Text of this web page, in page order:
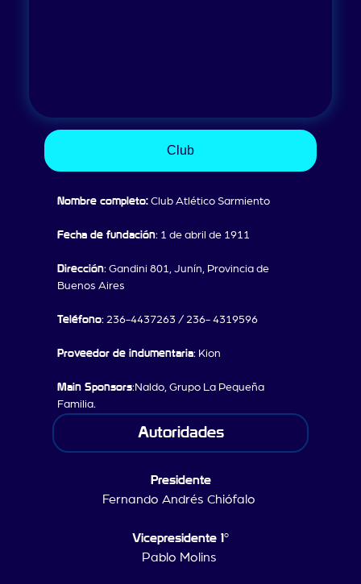
Club
Nombre completo: Club Atlético Sarmiento
Fecha de fundación: 1 de abril de 1911
Dirección: Gandini 801, Junín, Provincia de
Buenos Aires
Teléfono: 236-4437263 / 236- 4319596
Proveedor de indumentaria: Kion
Main Sponsors:Naldo, Grupo La Pequeña
Familia.
Autoridades
Presidente
Fernando Andrés Chiófalo
Vicepresidente 1°
Pablo Molins